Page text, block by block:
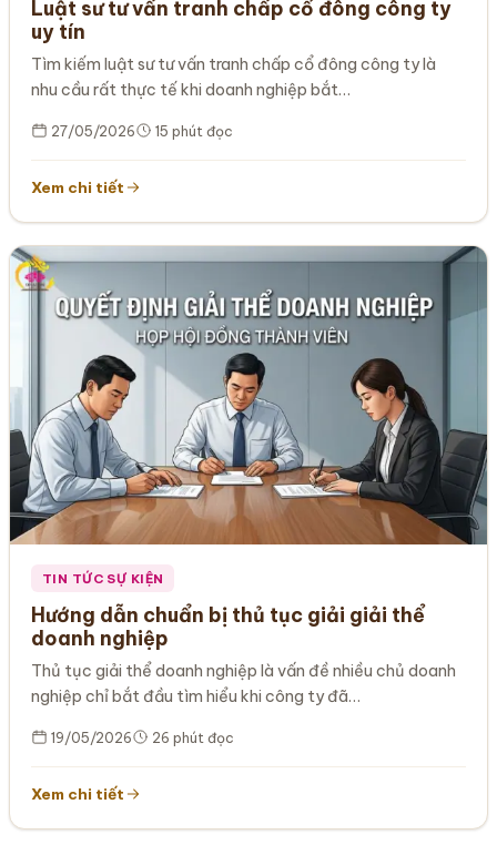
Luật sư tư vấn tranh chấp cổ đông công ty
uy tín
Tìm kiếm luật sư tư vấn tranh chấp cổ đông công ty là
nhu cầu rất thực tế khi doanh nghiệp bắt…
27/05/2026 15 phút đọc
Xem chi tiết
TIN TỨC SỰ KIỆN
Hướng dẫn chuẩn bị thủ tục giải giải thể
doanh nghiệp
Thủ tục giải thể doanh nghiệp là vấn đề nhiều chủ doanh
nghiệp chỉ bắt đầu tìm hiểu khi công ty đã…
19/05/2026 26 phút đọc
Xem chi tiết